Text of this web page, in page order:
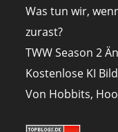
Was tun wir,
zurast?
TWW Season 2
Kostenlose KI
Von Hobbits,